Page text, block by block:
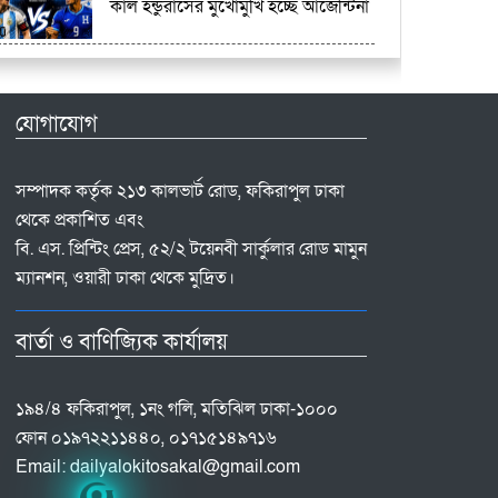
কাল হন্ডুরাসের মুখোমুখি হচ্ছে আর্জেন্টিনা
যোগাযোগ
সম্পাদক কর্তৃক ২১৩ কালভার্ট রোড, ফকিরাপুল ঢাকা
থেকে প্রকাশিত এবং
বি. এস. প্রিন্টিং প্রেস, ৫২/২ টয়েনবী সার্কুলার রোড মামুন
ম্যানশন, ওয়ারী ঢাকা থেকে মুদ্রিত।
বার্তা ও বাণিজ্যিক কার্যালয়
১৯৪/৪ ফকিরাপুল, ১নং গলি, মতিঝিল ঢাকা-১০০০
ফোন ০১৯৭২২১১৪৪০, ০১৭১৫১৪৯৭১৬
Email:dailyalokitosakal@gmail.com